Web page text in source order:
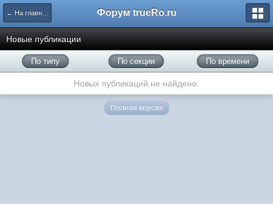
← На главную Форум trueRo.ru
Новые публикации
По типу По секции По времени
Новых публикаций не найдено.
Полная версия